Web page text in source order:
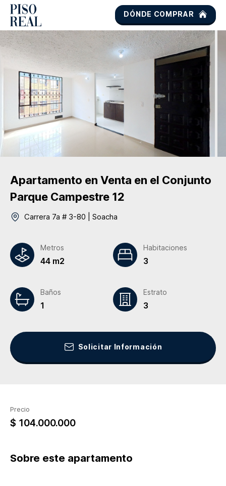
DÓNDE COMPRAR
Apartamento en Venta en el Conjunto
Parque Campestre 12
Carrera 7a # 3-80 Soacha
Metros
44 m2
Habitaciones
3
Baños
1
Estrato
3
Solicitar Información
Precio
$ 104.000.000
Sobre este apartamento